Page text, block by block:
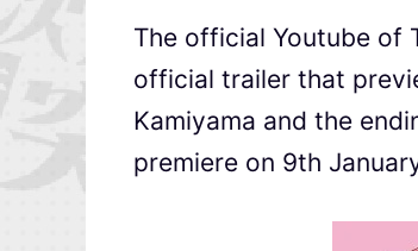
The official Youtube of
official trailer that
Kamiyama and the
premiere on 9th